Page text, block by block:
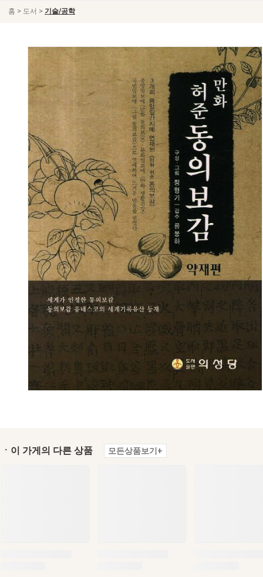
홈 > 도서 > 기술/공학
ㆍ이 가게의 다른 상품 모든상품보기+